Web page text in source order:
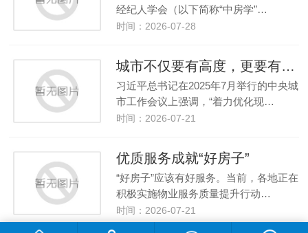
经纪人学会（以下简称“中房学”…
时间：2026-07-28
城市不仅要有高度，更要有温度
习近平总书记在2025年7月举行的中央城
市工作会议上强调，“着力优化现…
时间：2026-07-21
优质服务成就“好房子”
“好房子”应该有好服务。当前，各地正在
积极实施物业服务质量提升行动…
时间：2026-07-21